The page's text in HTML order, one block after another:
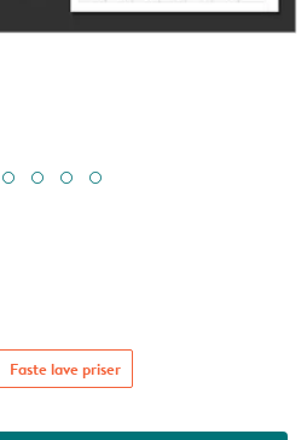
Faste lave priser